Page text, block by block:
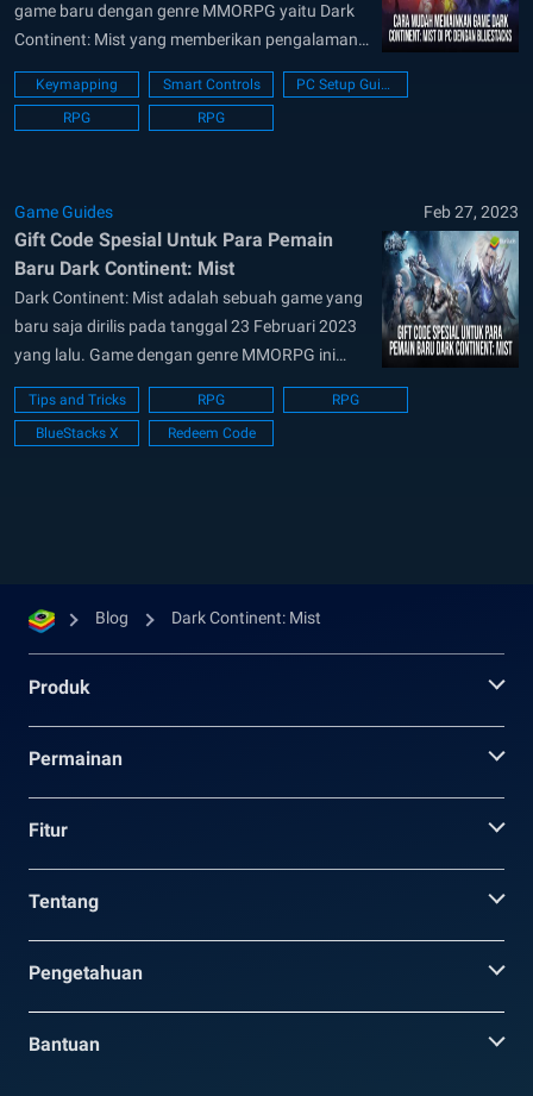
game baru dengan genre MMORPG yaitu Dark
Continent: Mist yang memberikan pengalaman
bermain yang sangat unik. Game ini memiliki
konsep dimana dunia yang kamu eksplor akan
penuh dengan fantasi dan memiliki latar
Keymapping Smart Controls
PC Setup Guide
RPG
RPG
Game Guides Feb 27, 2023
Gift Code Spesial Untuk Para Pemain
Baru Dark Continent: Mist
Dark Continent: Mist adalah sebuah game yang
baru saja dirilis pada tanggal 23 Februari 2023
yang lalu. Game dengan genre MMORPG ini
berada di bawah naungan publisher asal
Singapura yakni EYOUGAME(USS). Saat kamu
memainkan game Dark Continent: Mist, kamu
Tips and Tricks RPG
RPG
BlueStacks X
Redeem Code
Blog Dark Continent: Mist
Produk
Permainan
Fitur
Tentang
Pengetahuan
Bantuan